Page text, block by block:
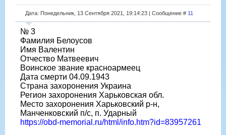
Дата: Понедельник, 13 Сентября 2021, 19:14:23 | Сообщение # 11
№ 3
Фамилия Белоусов
Имя Валентин
Отчество Матвеевич
Воинское звание красноармеец
Дата смерти 04.09.1943
Страна захоронения Украина
Регион захоронения Харьковская обл.
Место захоронения Харьковский р-н,
Манченковский п/с, п. Ударный
https://obd-memorial.ru/html/info.htm?id=83957261